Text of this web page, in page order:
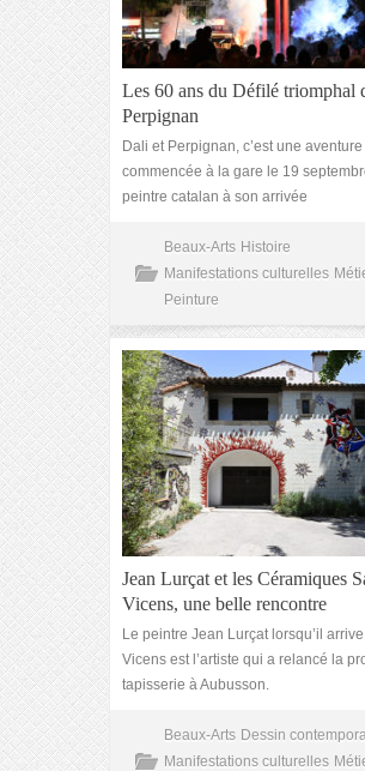
Les 60 ans du Défilé triomphal
Perpignan
Dali et Perpignan, c’est une aventure
commencée à la gare le 19
peintre catalan à son arrivée
Beaux-Arts Histoire
Manifestations culturelles
Peinture
Jean Lurçat et les Céramiques
Vicens, une belle rencontre
Le peintre Jean Lurçat lorsqu’il
Vicens est l’artiste qui a relancé la
tapisserie à Aubusson.
Beaux-Arts Dessin
Manifestations culturelles